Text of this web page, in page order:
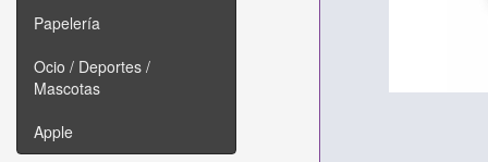
Papelería
Ocio / Deportes /
Mascotas
Apple